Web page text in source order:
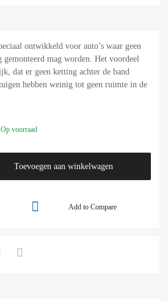
ontwikkeld voor auto’s waar geen
mag worden. Het voordeel
dat er geen ketting achter de band
hebben weinig tot geen ruimte in de
Op voorraad
Toevoegen aan winkelwagen
Add to Compare